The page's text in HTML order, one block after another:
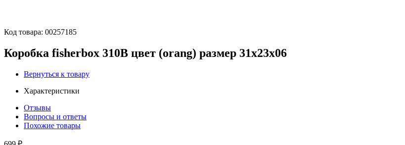
Код товара: 00257185
Коробка fisherbox 310B цвет (orang) размер 31x23x06
Вернуться к товару
Характеристики
Отзывы
Вопросы и ответы
Похожие товары